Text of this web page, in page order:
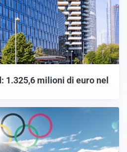
1.325,6 milioni di euro nel